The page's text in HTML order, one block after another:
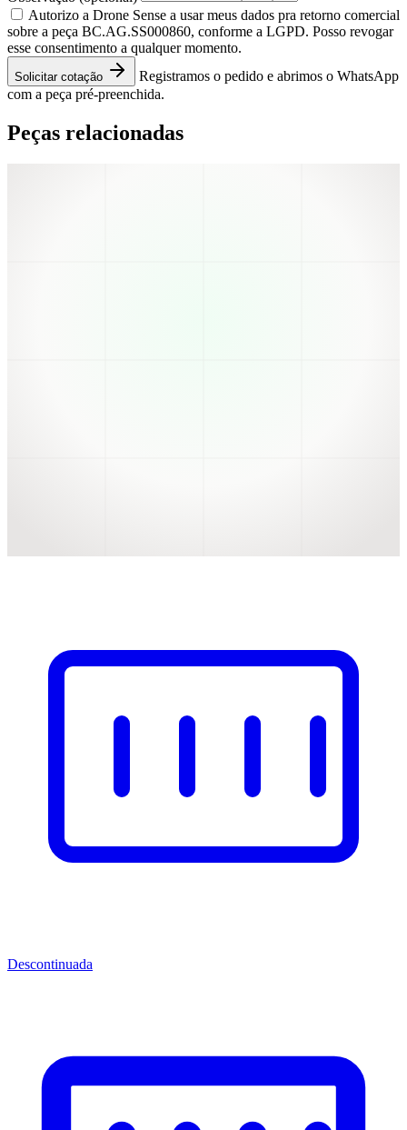
Autorizo a Drone Sense a usar meus dados pra retorno comercial
sobre a peça BC.AG.SS000860, conforme a LGPD. Posso revogar
esse consentimento a qualquer momento.
Solicitar cotação
Registramos o pedido e abrimos o WhatsApp
com a peça pré-preenchida.
Peças relacionadas
Descontinuada